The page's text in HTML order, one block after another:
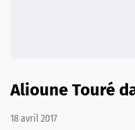
Alioune Touré
18 avril 2017